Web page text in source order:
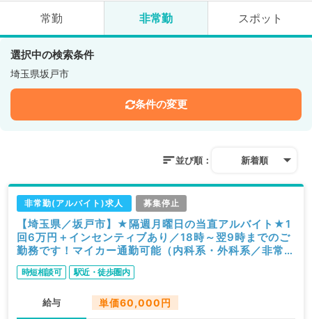
常勤 非常勤 スポット
選択中の検索条件
埼玉県坂戸市
条件の変更
並び順： 新着順
非常勤(アルバイト)求人 募集停止
【埼玉県／坂戸市】★隔週月曜日の当直アルバイト★1
回6万円＋インセンティブあり／18時～翌9時までのご
勤務です！マイカー通勤可能（内科系・外科系／非常
勤）
時短相談可 駅近・徒歩圏内
給与 単価60,000円